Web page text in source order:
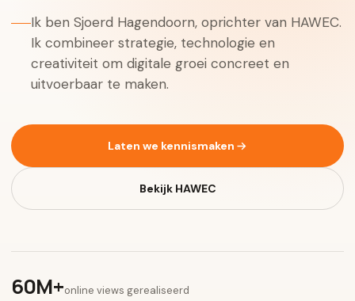
Ik ben Sjoerd Hagendoorn, oprichter van HAWEC.
Ik combineer strategie, technologie en
creativiteit om digitale groei concreet en
uitvoerbaar te maken.
Laten we kennismaken
Bekijk HAWEC
60M+online views gerealiseerd